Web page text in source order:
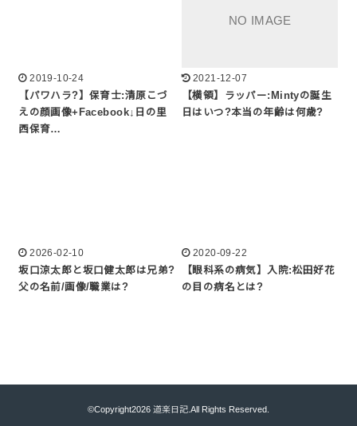
2019-10-24
【パワハラ?】保育士:清原こづ
えの顔画像+Facebook↓日の里
西保育…
2021-12-07
【横領】ラッパー:Mintyの誕生
日はいつ?本当の年齢は何歳?
2026-02-10
坂口涼太郎と坂口健太郎は兄弟?
父の名前/画像/職業は?
2020-09-22
【眼科系の病気】入院:松田好花
の目の病名とは?
©Copyright2026 道楽日記.All Rights Reserved.